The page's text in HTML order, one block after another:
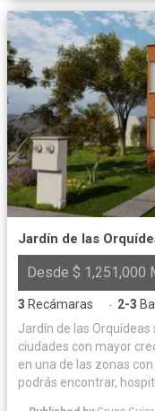
Jardín de las
Desde $ 1,251,000
3 Recámaras · 2-3
Jardín de las
ciudades con mayor
en una de las zonas
podrás encontrar,